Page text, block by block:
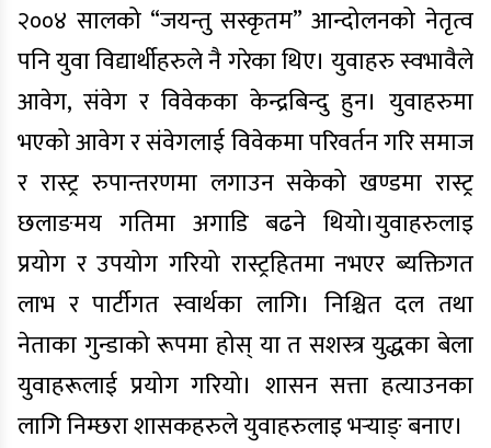
२००४ सालको “जयन्तु सस्कृतम” आन्दोलनको नेतृत्व
पनि युवा विद्यार्थीहरुले नै गरेका थिए। युवाहरु स्वभावैले
आवेग, संवेग र विवेकका केन्द्रबिन्दु हुन। युवाहरुमा
भएको आवेग र संवेगलाई विवेकमा परिवर्तन गरि समाज
र रास्ट्र रुपान्तरणमा लगाउन सकेको खण्डमा रास्ट्र
छलाङमय गतिमा अगाडि बढने थियो।युवाहरुलाइ
प्रयोग र उपयोग गरियो रास्ट्रहितमा नभएर ब्यक्तिगत
लाभ र पार्टीगत स्वार्थका लागि। निश्चित दल तथा
नेताका गुन्डाको रूपमा होस् या त सशस्त्र युद्धका बेला
युवाहरूलाई प्रयोग गरियो। शासन सत्ता हत्याउनका
लागि निम्छरा शासकहरुले युवाहरुलाइ भर्‍याङ् बनाए।